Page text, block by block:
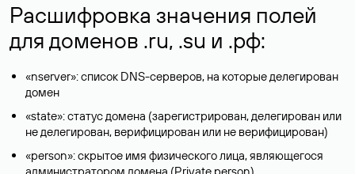
Расшифровка значения полей
для доменов .ru, .su и .рф:
«nserver»: список DNS-серверов, на которые делегирован
домен
«state»: статус домена (зарегистрирован, делегирован или
не делегирован, верифицирован или не верифицирован)
«person»: скрытое имя физического лица, являющегося